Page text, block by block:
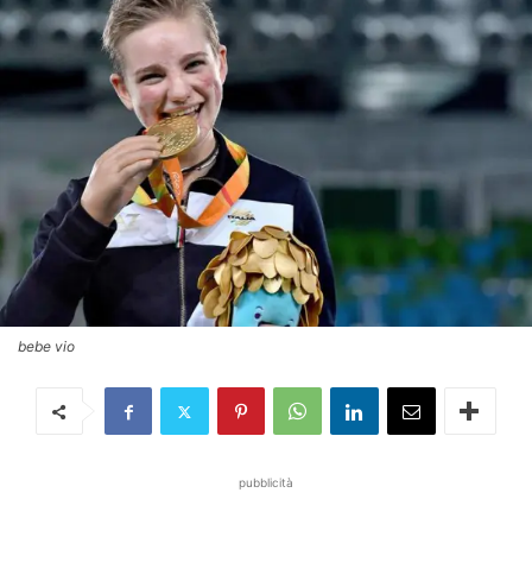
bebe vio
pubblicità